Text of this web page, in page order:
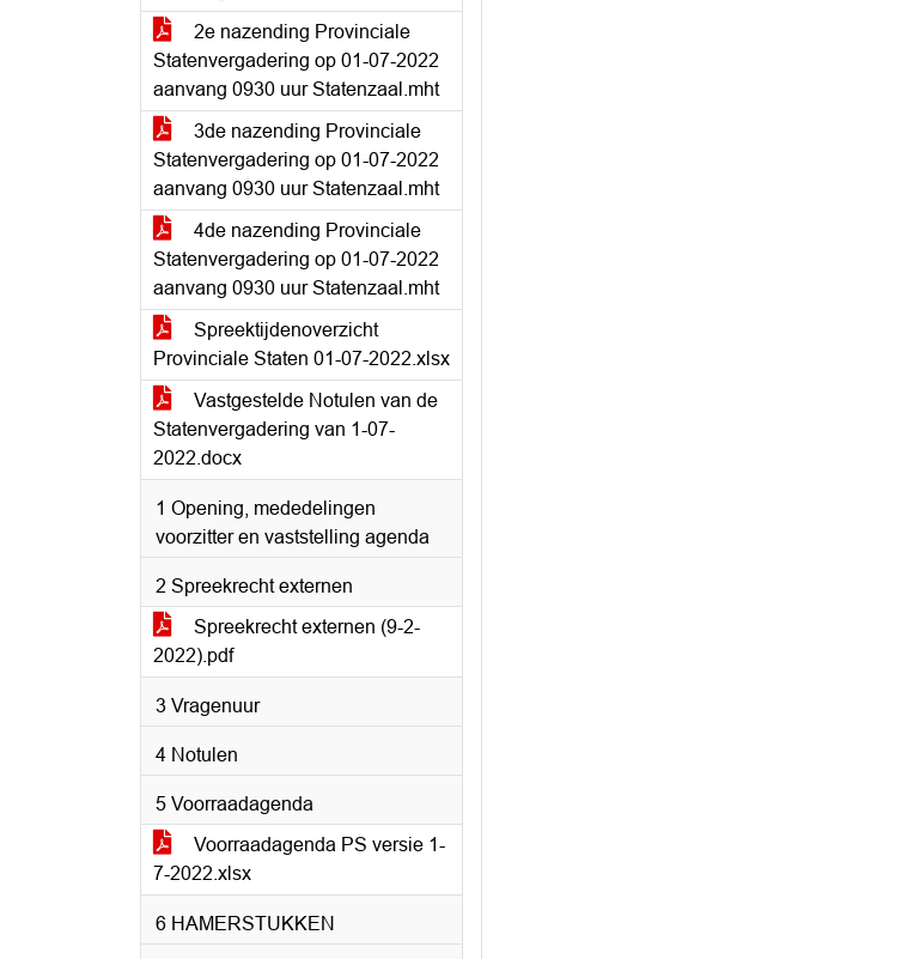
2e nazending Provinciale
Statenvergadering op 01-07-2022
aanvang 0930 uur Statenzaal.mht
3de nazending Provinciale
Statenvergadering op 01-07-2022
aanvang 0930 uur Statenzaal.mht
4de nazending Provinciale
Statenvergadering op 01-07-2022
aanvang 0930 uur Statenzaal.mht
Spreektijdenoverzicht
Provinciale Staten 01-07-2022.xlsx
Vastgestelde Notulen van de
Statenvergadering van 1-07-
2022.docx
1 Opening, mededelingen
voorzitter en vaststelling agenda
2 Spreekrecht externen
Spreekrecht externen (9-2-
2022).pdf
3 Vragenuur
4 Notulen
5 Voorraadagenda
Voorraadagenda PS versie 1-
7-2022.xlsx
6 HAMERSTUKKEN